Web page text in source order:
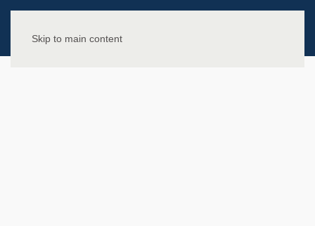
Skip to main content